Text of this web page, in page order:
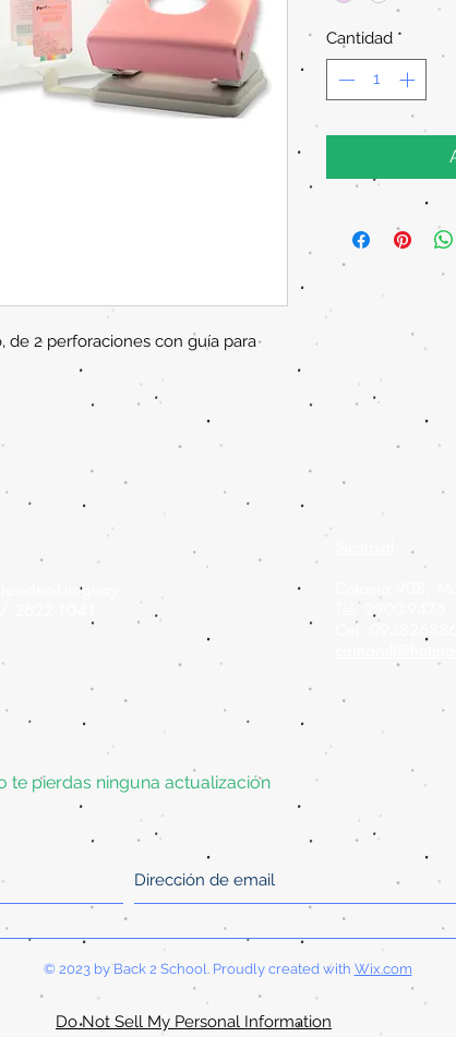
2 perforaciones con guía para
Cantidad *
Uruguay
2622-1041
Tel: 2900-9475
Cel: 093826886
te pierdas ninguna actualización
© 2023 by Back 2 School. Proudly created with Wix.com
Do Not Sell My Personal Information